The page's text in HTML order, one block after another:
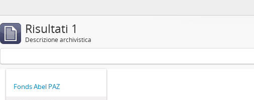
Risultati 1
Descrizione archivistica
Fonds Abel PAZ